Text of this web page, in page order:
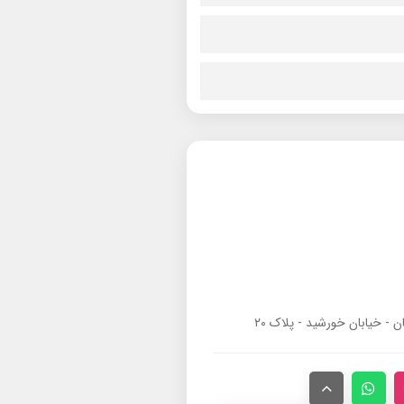
- خیابان خورشید - پلاک ۲۰